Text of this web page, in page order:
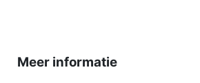
Meer informatie